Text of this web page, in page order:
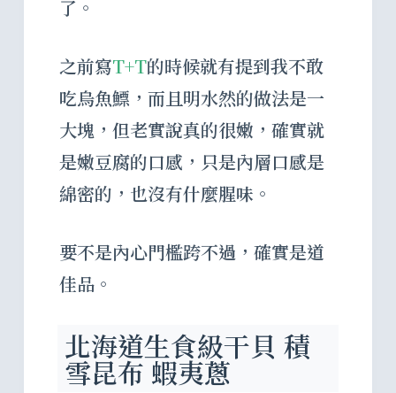
了。
之前寫T+T的時候就有提到我不敢
吃烏魚鰾，而且明水然的做法是一
大塊，但老實說真的很嫩，確實就
是嫩豆腐的口感，只是內層口感是
綿密的，也沒有什麼腥味。
要不是內心門檻跨不過，確實是道
佳品。
北海道生食級干貝 積
雪昆布 蝦夷蔥